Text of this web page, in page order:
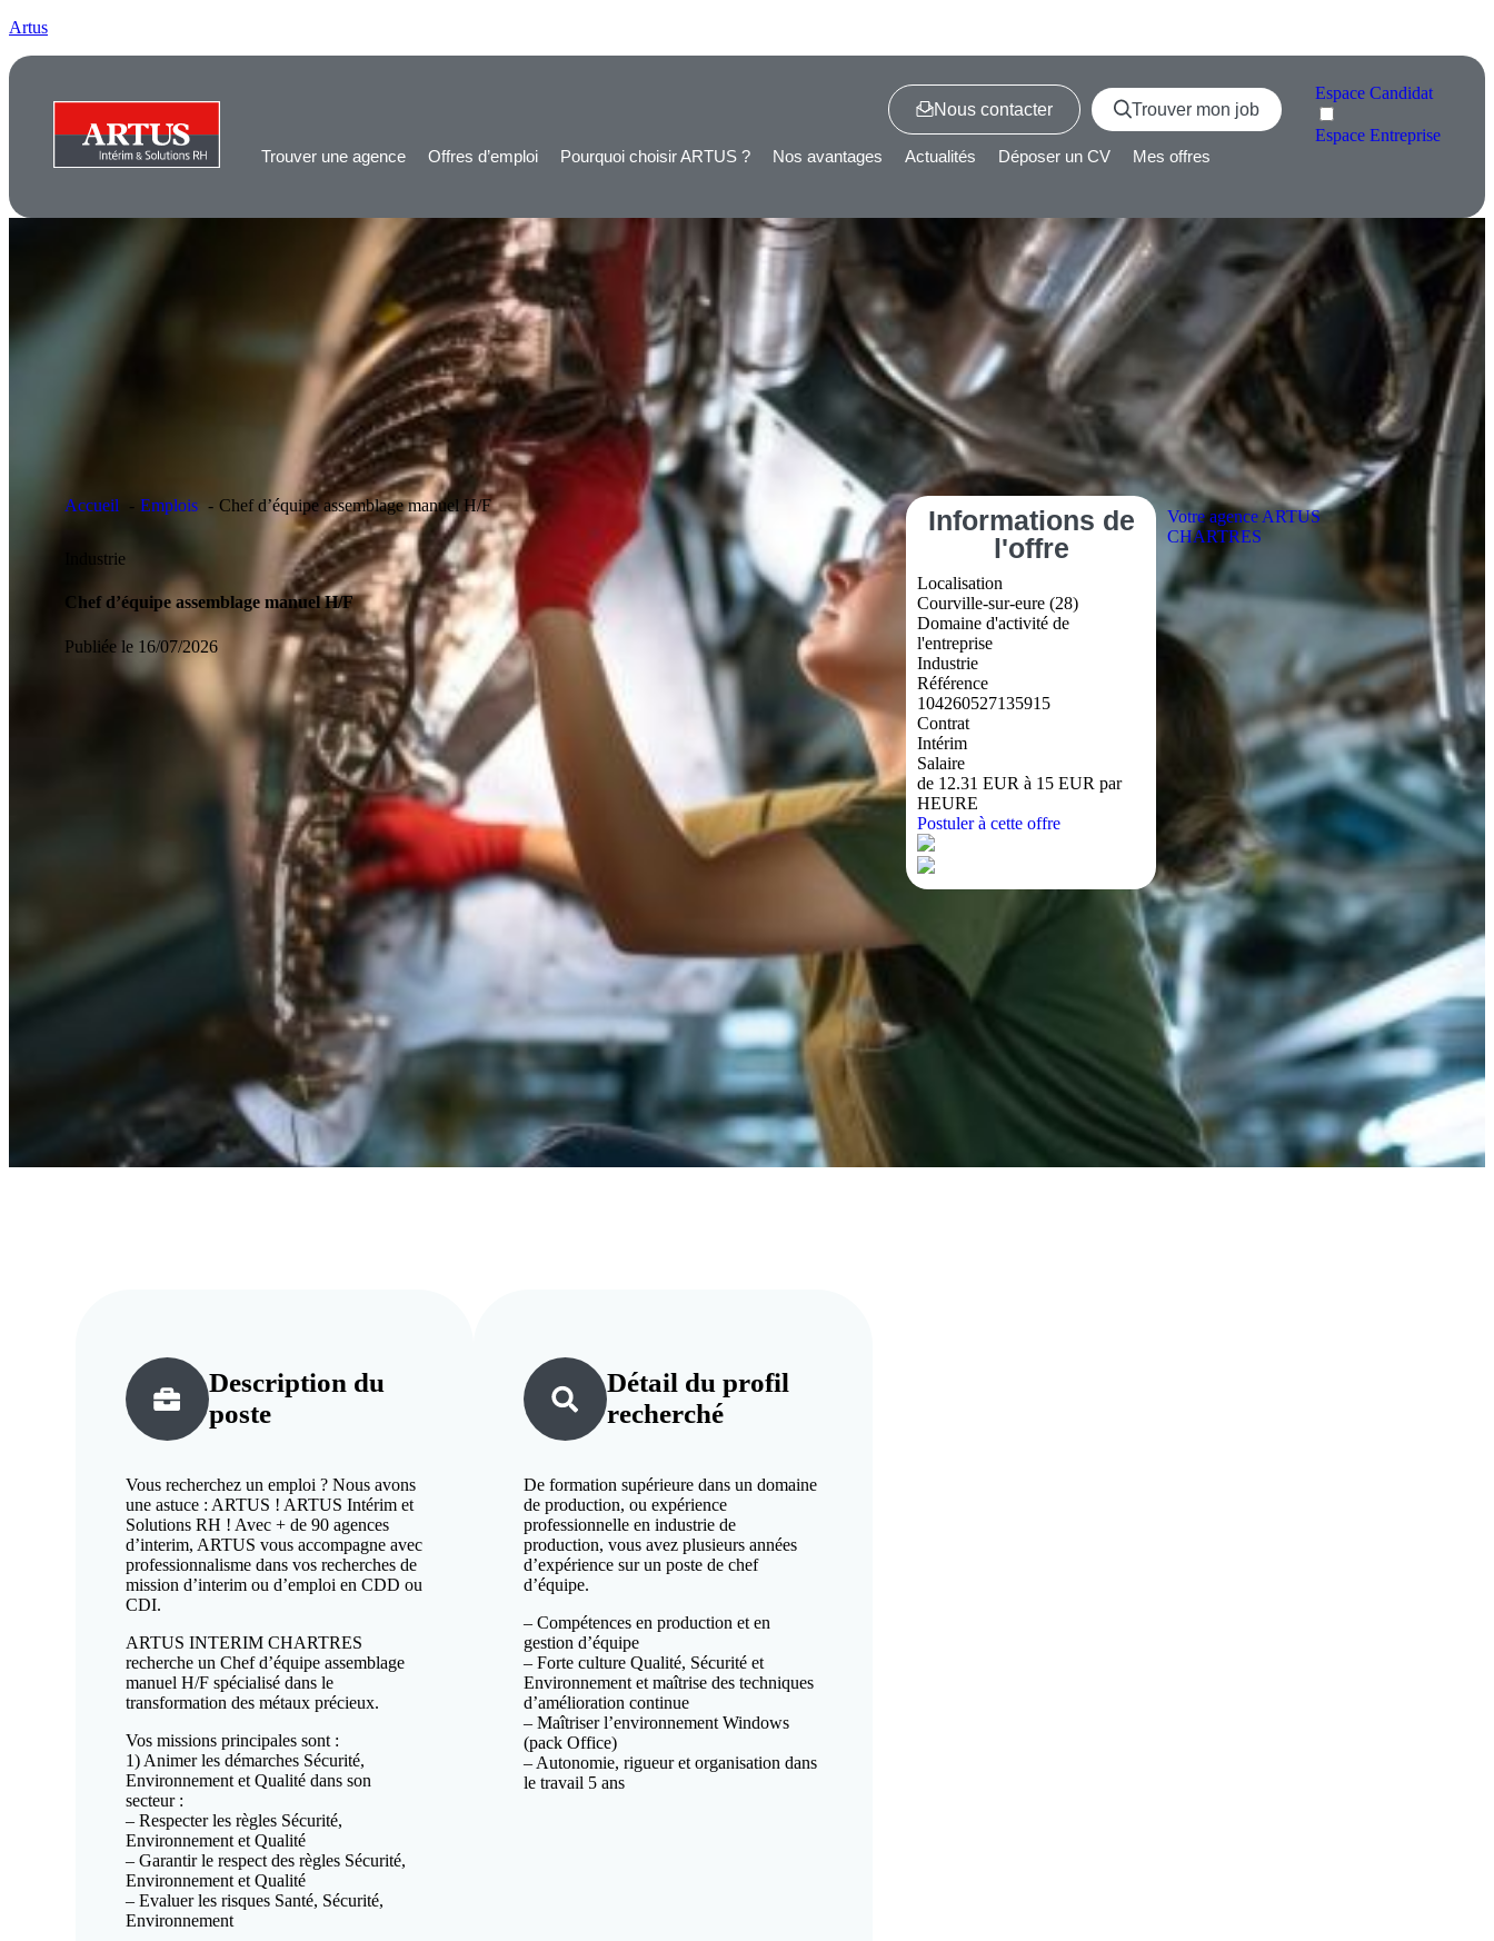
Artus
Nous contacter Trouver mon job
EspaceCandidat
EspaceEntreprise
Trouver une agence
Offres d’emploi Pourquoi choisir ARTUS ? Nos avantages Actualités Déposer un CV Mes offres
Accueil Emplois Chef d’équipe assemblage manuel H/F
Industrie
Chef d’équipe assemblage manuel H/F
Publiée le 16/07/2026
Informations de
l'offre
Localisation
Courville-sur-eure (28)
Domaine d'activité de
l'entreprise
Industrie
Référence
104260527135915
Contrat
Intérim
Salaire
de 12.31 EUR à 15 EUR par
HEURE
Postuler à cette offre
Votre agence ARTUS
CHARTRES
Description du
poste
Vous recherchez un emploi ? Nous avons
une astuce : ARTUS ! ARTUS Intérim et
Solutions RH ! Avec + de 90 agences
d’interim, ARTUS vous accompagne avec
professionnalisme dans vos recherches de
mission d’interim ou d’emploi en CDD ou
CDI.
ARTUS INTERIM CHARTRES
recherche un Chef d’équipe assemblage
manuel H/F spécialisé dans le
transformation des métaux précieux.
Vos missions principales sont :
1) Animer les démarches Sécurité,
Environnement et Qualité dans son
secteur :
– Respecter les règles Sécurité,
Environnement et Qualité
– Garantir le respect des règles Sécurité,
Environnement et Qualité
– Evaluer les risques Santé, Sécurité,
Environnement
Détail duprofil
recherché
De formation supérieure dans un domaine
de production, ou expérience
professionnelle en industrie de
production, vous avez plusieurs années
d’expérience sur un poste de chef
d’équipe.
– Compétences en production et en
gestion d’équipe
– Forte culture Qualité, Sécurité et
Environnement et maîtrise des techniques
d’amélioration continue
– Maîtriser l’environnement Windows
(pack Office)
– Autonomie, rigueur et organisation dans
le travail 5 ans